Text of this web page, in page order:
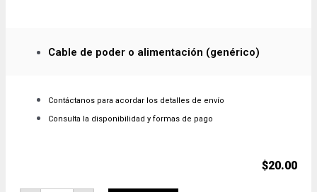
Cable de poder o alimentación (genérico)
Contáctanos para acordar los detalles de envío
Consulta la disponibilidad y formas de pago
$20.00